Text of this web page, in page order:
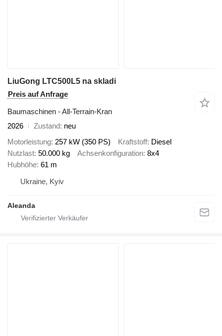
LiuGong LTC500L5 na skladi
Preis auf Anfrage
Baumaschinen - All-Terrain-Kran
2026
Zustand neu
Motorleistung 257 kW (350 PS) Kraftstoff Diesel
Nutzlast 50.000 kg Achsenkonfiguration 8x4
Hubhöhe 61 m
Ukraine, Kyiv
Aleanda